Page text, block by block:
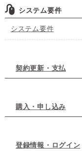
システム要件
システム要件
契約更新・支払
購入・申し込み
登録情報・ログイン